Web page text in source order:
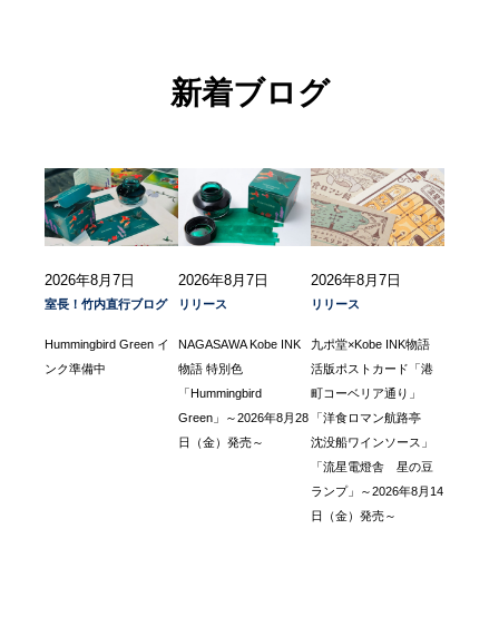
新着ブログ
2026年8月7日
室長！竹内直行ブログ
Hummingbird Green イ
ンク準備中
2026年8月7日
リリース
NAGASAWA Kobe INK
物語 特別色
「Hummingbird
Green」～2026年8月28
日（金）発売～
2026年8月7日
リリース
九ポ堂×Kobe INK物語
活版ポストカード「港
町コーベリア通り」
「洋食ロマン航路亭
沈没船ワインソース」
「流星電燈舎 星の豆
ランプ」～2026年8月14
日（金）発売～